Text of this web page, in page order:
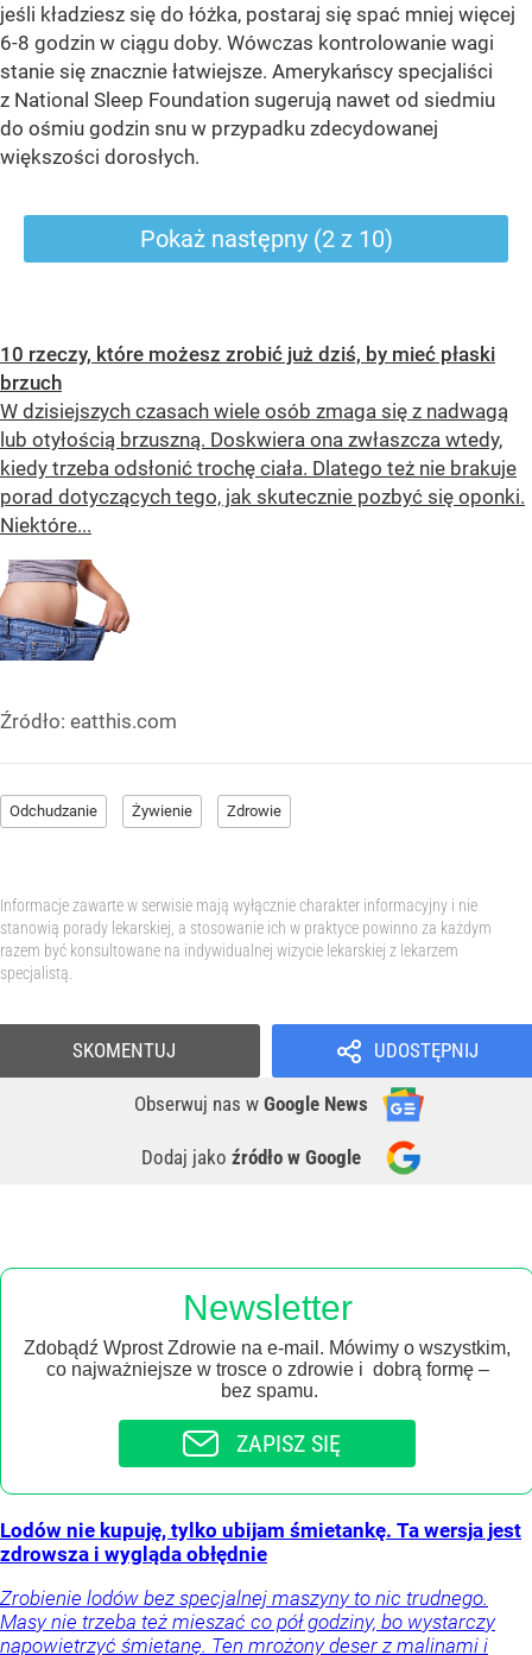
jeśli kładziesz się do łóżka, postaraj się spać mniej więcej
6-8 godzin w ciągu doby. Wówczas kontrolowanie wagi
stanie się znacznie łatwiejsze. Amerykańscy specjaliści
z National Sleep Foundation sugerują nawet od siedmiu
do ośmiu godzin snu w przypadku zdecydowanej
większości dorosłych.
Pokaż następny (2 z 10)
10 rzeczy, które możesz zrobić już dziś, by mieć płaski
brzuch
W dzisiejszych czasach wiele osób zmaga się z nadwagą
lub otyłością brzuszną. Doskwiera ona zwłaszcza wtedy,
kiedy trzeba odsłonić trochę ciała. Dlatego też nie brakuje
porad dotyczących tego, jak skutecznie pozbyć się oponki.
Niektóre...
Źródło: eatthis.com
Odchudzanie Żywienie Zdrowie
Informacje zawarte w serwisie mają wyłącznie charakter informacyjny i nie
stanowią porady lekarskiej, a stosowanie ich w praktyce powinno za każdym
razem być konsultowane na indywidualnej wizycie lekarskiej z lekarzem
specjalistą.
UDOSTĘPNIJ
Obserwuj nas w Google News
Dodaj jako źródło w Google
SKOMENTUJ
Newsletter
Zdobądź Wprost Zdrowie na e-mail. Mówimy o wszystkim,
co najważniejsze w trosce o zdrowie i dobrą formę –
bez spamu.
ZAPISZ SIĘ
Lodów nie kupuję, tylko ubijam śmietankę. Ta wersja jest
zdrowsza i wygląda obłędnie
Zrobienie lodów bez specjalnej maszyny to nic trudnego.
Masy nie trzeba też mieszać co pół godziny, bo wystarczy
napowietrzyć śmietanę. Ten mrożony deser z malinami i